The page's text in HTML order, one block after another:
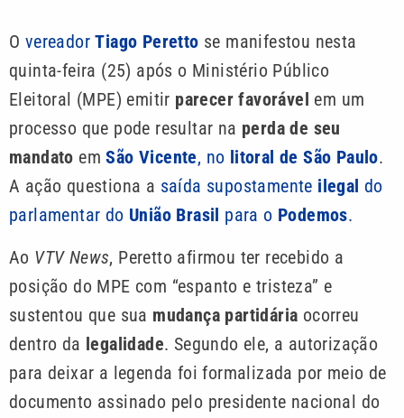
O vereadorTiago Peretto se manifestou nesta
quinta-feira (25) após o Ministério Público
Eleitoral (MPE) emitir parecer favorável em um
processo que pode resultar na perda de seu
mandato emSão Vicente, no litoral de São Paulo.
A ação questiona a saída supostamente ilegal do
parlamentar do União Brasil para o Podemos.
Ao VTV News, Peretto afirmou ter recebido a
posição do MPE com “espanto e tristeza” e
sustentou que sua mudança partidária ocorreu
dentro da legalidade. Segundo ele, a autorização
para deixar a legenda foi formalizada por meio de
documento assinado pelo presidente nacional do